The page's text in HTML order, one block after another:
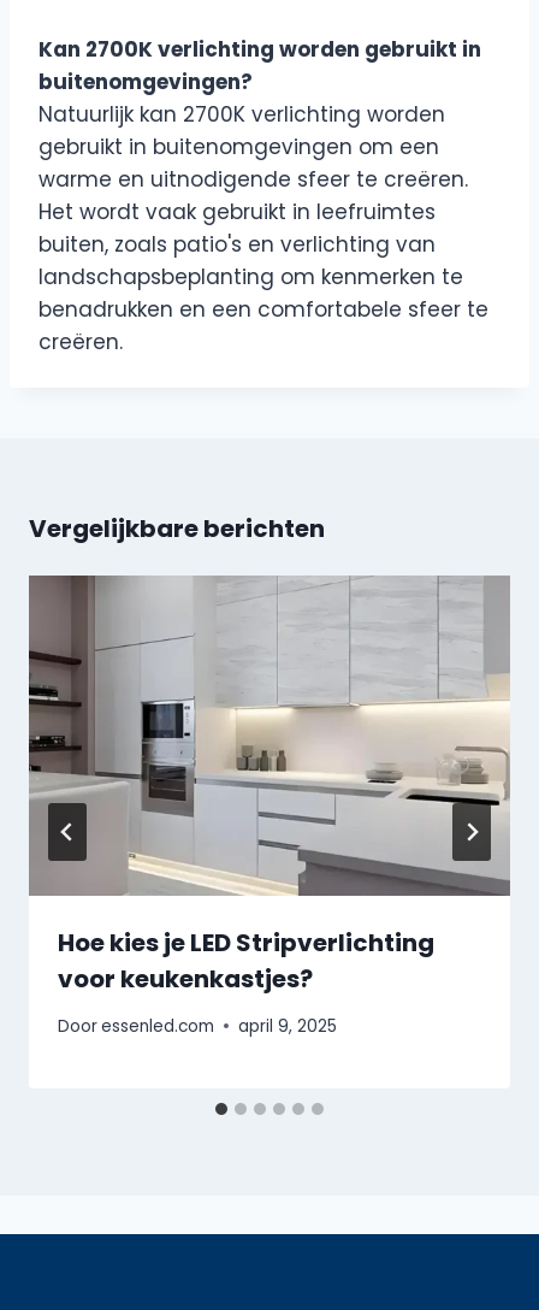
Kan 2700K verlichting worden gebruikt in
buitenomgevingen?
Natuurlijk kan 2700K verlichting worden
gebruikt in buitenomgevingen om een
warme en uitnodigende sfeer te creëren.
Het wordt vaak gebruikt in leefruimtes
buiten, zoals patio's en verlichting van
landschapsbeplanting om kenmerken te
benadrukken en een comfortabele sfeer te
creëren.
Vergelijkbare berichten
Hoe kies je LED Stripverlichting
voor keukenkastjes?
Dooressenled.com april 9, 2025